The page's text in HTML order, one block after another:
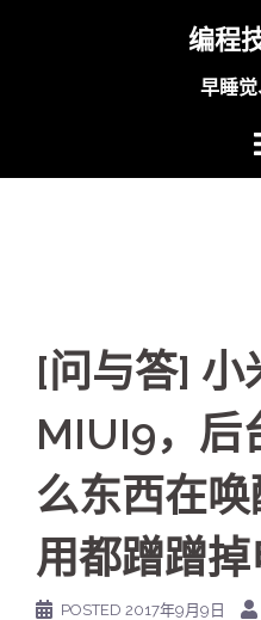
编程
早睡
[问与答] 小
MIUI9，后
么东西在
用都蹭蹭掉
POSTED 2017年9月9日